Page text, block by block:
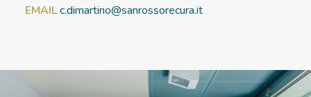
EMAILc.dimartino@sanrossorecura.it